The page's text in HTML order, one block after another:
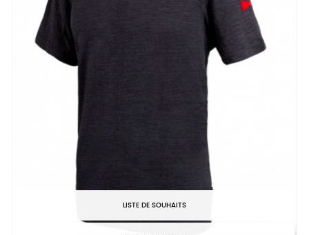
LISTE DE SOUHAITS